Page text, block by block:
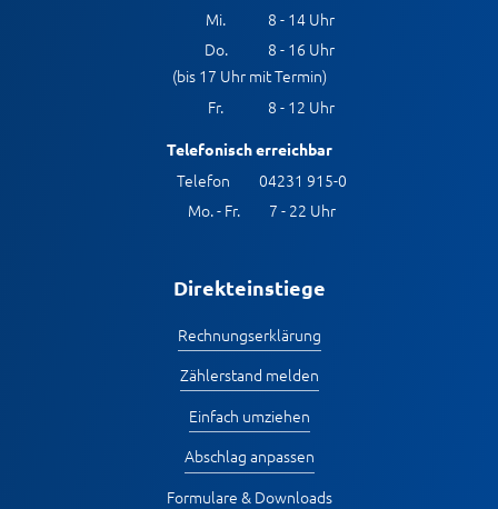
Mi.
8 - 14 Uhr
Do.
8 - 16 Uhr
(bis 17 Uhr mit Termin)
Fr.
8 - 12 Uhr
Telefonisch erreichbar
Telefon
04231 915-0
Mo. - Fr.
7 - 22 Uhr
Direkteinstiege
Rechnungserklärung
Zählerstand melden
Einfach umziehen
Abschlag anpassen
Formulare & Downloads